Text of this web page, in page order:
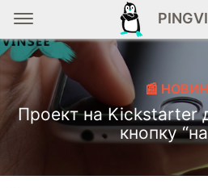
📰
Проект на Kickstarter
кнопку